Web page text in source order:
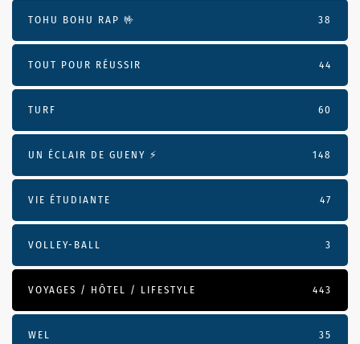
TOHU BOHU RAP 🤟 38
TOUT POUR RÉUSSIR 44
TURF 60
UN ÉCLAIR DE GUENY ⚡️ 148
VIE ÉTUDIANTE 47
VOLLEY-BALL 3
VOYAGES / HÔTEL / LIFESTYLE 443
WEL 35